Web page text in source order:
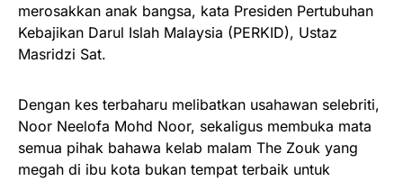
merosakkan anak bangsa, kata Presiden Pertubuhan
Kebajikan Darul Islah Malaysia (PERKID), Ustaz
Masridzi Sat.
Dengan kes terbaharu melibatkan usahawan selebriti,
Noor Neelofa Mohd Noor, sekaligus membuka mata
semua pihak bahawa kelab malam The Zouk yang
megah di ibu kota bukan tempat terbaik untuk